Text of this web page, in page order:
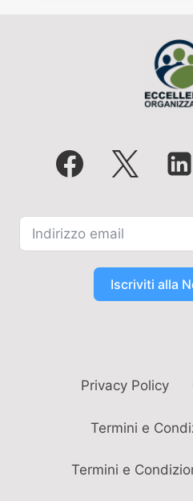
FONDAMENTA
STRATEGICHE
Iscriviti alla
Privacy Policy
Termini e
Termini e